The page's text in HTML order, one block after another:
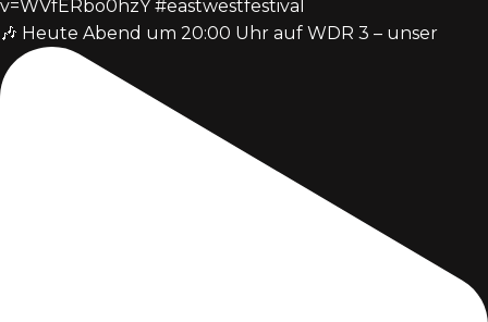
🎶 Heute Abend um 20:00 Uhr auf WDR 3 – unser